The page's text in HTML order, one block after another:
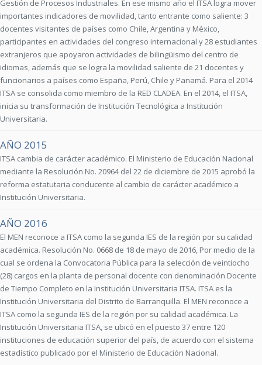
Gestión de Procesos Industriales. En ese mismo año el ITSA logra mover
importantes indicadores de movilidad, tanto entrante como saliente: 3
docentes visitantes de países como Chile, Argentina y México,
participantes en actividades del congreso internacional y 28 estudiantes
extranjeros que apoyaron actividades de bilingüismo del centro de
idiomas, además que se logra la movilidad saliente de 21 docentes y
funcionarios a países como España, Perú, Chile y Panamá. Para el 2014
ITSA se consolida como miembro de la RED CLADEA. En el 2014, el ITSA,
inicia su transformación de Institución Tecnológica a Institución
Universitaria.
AÑO 2015
ITSA cambia de carácter académico. El Ministerio de Educación Nacional
mediante la Resolución No. 20964 del 22 de diciembre de 2015 aprobó la
reforma estatutaria conducente al cambio de carácter académico a
Institución Universitaria.
AÑO 2016
El MEN reconoce a ITSA como la segunda IES de la región por su calidad
académica. Resolución No. 0668 de 18 de mayo de 2016, Por medio de la
cual se ordena la Convocatoria Pública para la selección de veintiocho
(28) cargos en la planta de personal docente con denominación Docente
de Tiempo Completo en la Institución Universitaria ITSA. ITSA es la
Institución Universitaria del Distrito de Barranquilla. El MEN reconoce a
ITSA como la segunda IES de la región por su calidad académica. La
Institución Universitaria ITSA, se ubicó en el puesto 37 entre 120
instituciones de educación superior del país, de acuerdo con el sistema
estadístico publicado por el Ministerio de Educación Nacional.